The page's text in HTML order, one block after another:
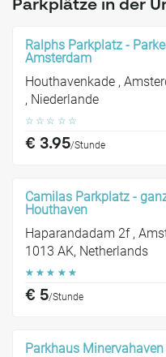
Parkplätze in der
Ralphs Parkplatz -
Amsterdam
Houthavenkade ,
, Niederlande
☆ ☆ ☆ ☆ ☆
€ 3.95/Stunde
Camilas Parkplatz -
Houthaven
Haparandadam 2f ,
1013 AK, Netherlands
☆ ☆ ☆ ☆ ☆
€ 5/Stunde
Parkhaus